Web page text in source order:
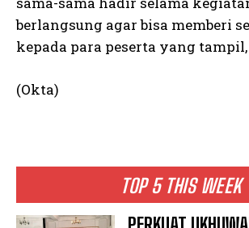
TOP 5 THIS WEEK
berlangsung agar bisa memberi
kepada para peserta yang
(Okta)